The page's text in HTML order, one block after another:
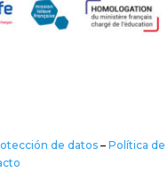
de datos– Política de